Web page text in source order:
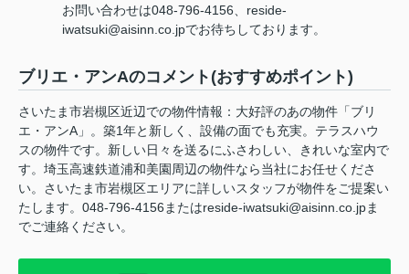
お問い合わせは048-796-4156、reside-
iwatsuki@aisinn.co.jpでお待ちしております。
ブリエ・アンAのコメント(おすすめポイント)
さいたま市岩槻区近辺での物件情報：大好評のあの物件「ブリ
エ・アンA」。築1年と新しく、設備の面でも充実。テラスハウ
スの物件です。新しい日々を送るにふさわしい、きれいな室内で
す。埼玉高速鉄道浦和美園周辺の物件なら当社にお任せくださ
い。さいたま市岩槻区エリアに詳しいスタッフが物件をご提案い
たします。048-796-4156またはreside-iwatsuki@aisinn.co.jpま
でご連絡ください。